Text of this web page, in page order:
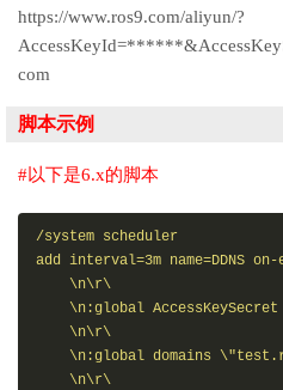
https://www.ros9.com/aliyun/?
com
脚本示例
#以下是6.x的脚本
/system scheduler
add interval=3m name=DDNS
    \n\r\
\n:global
    \n\r\
\n:global domains
    \n\r\